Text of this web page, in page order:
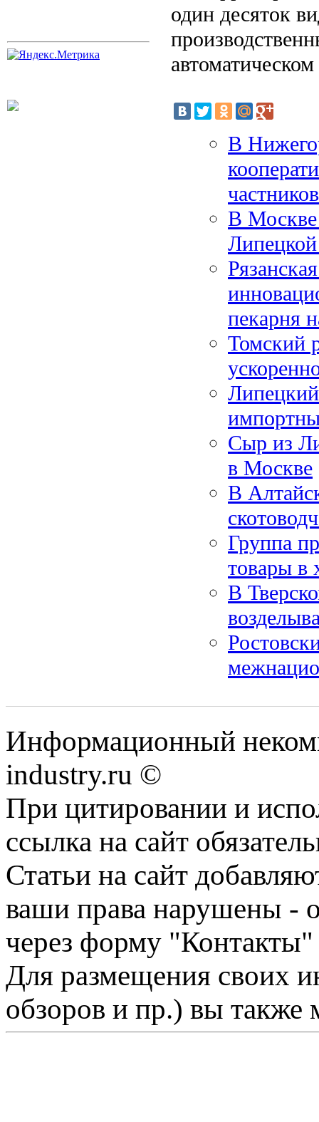
один десяток
В
частников
В Москве
пекарня
Томский
Сыр из
в Москве
В
Группа
товары в
В
Информационный
industry.ru ©
При цитировании и
ссылка на сайт
Статьи на сайт
ваши права нарушены -
через форму "Контакты"
Для размещения своих
обзоров и пр.) вы также